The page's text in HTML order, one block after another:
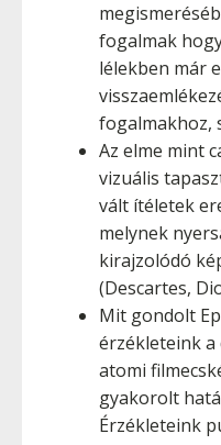
fogalmak
lélekben már
fogalmakhoz,
Az elme mint
vizuális
vált ítéletek
melynek
kirajzolódó
(Descartes,
Mit gondolt
érzékleteink
atomi
gyakorolt
Érzékleteink